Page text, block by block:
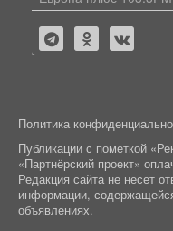
Политика
Публикации с пометкой
«Партнёрский проект»
Редакция сайта не несет
информации,
объявлениях.